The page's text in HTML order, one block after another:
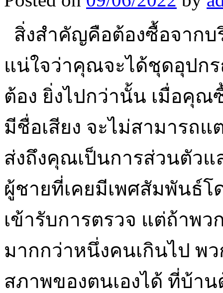
สิ่งสำคัญคือต้องซื้อจากบ
แน่ใจว่าคุณจะได้ชุดอุปก
ต้อง ยิ่งไปกว่านั้น เมื่อคุ
มีชื่อเสียง จะไม่สามารถ
ส่งถึงคุณเป็นการส่วนตัว
ผู้ชายที่เคยมีเพศสัมพันธ์โ
เข้ารับการตรวจ แต่ถ้าพ
มากกว่าหนึ่งคนเกินไป พ
สภาพของตนเองได้ ที่บ้า